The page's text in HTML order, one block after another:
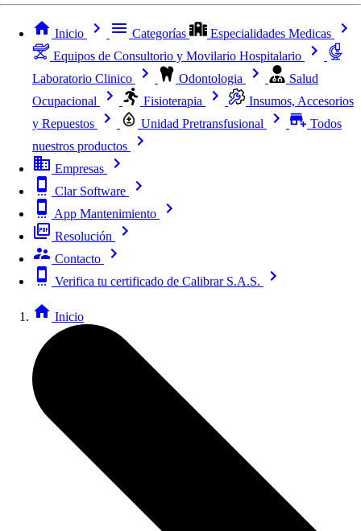
Inicio Categorías
Especialidades Medicas
Equipos de Consultorio y Movilario Hospitalario
Laboratorio Clinico
Odontologia
Salud
Ocupacional
Fisioterapia
Insumos, Accesorios
y Repuestos
Unidad Pretransfusional
Todos
nuestros productos
Empresas
Clar Software
App Mantenimiento
Resolución
Contacto
Verifica tu certificado de Calibrar S.A.S.
Inicio